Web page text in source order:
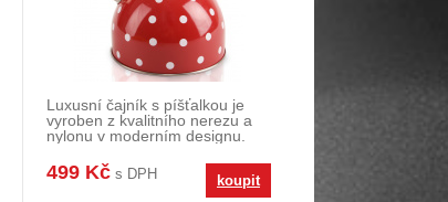
Luxusní čajník s píšťalkou je
vyroben z kvalitního nerezu a
nylonu v moderním designu.
499 Kč s DPH koupit